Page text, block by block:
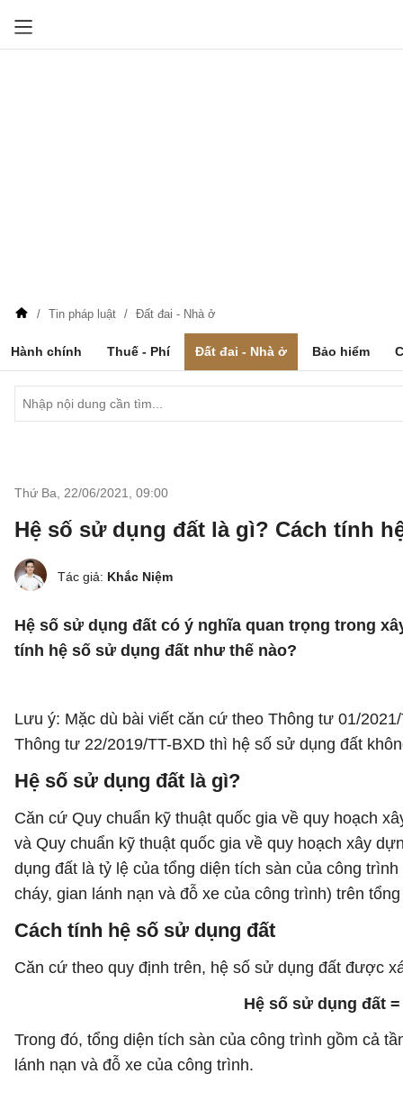
Tin pháp luật Đất đai - Nhà ở
Hành chính Thuế - Phí Đất đai - Nhà ở Bảo hiểm
Thứ Ba, 22/06/2021 09:00
Hệ số sử dụng đất là gì? Cách tính
Tác giả: Khắc Niệm
Hệ số sử dụng đất có ý nghĩa quan trọng trong
tính hệ số sử dụng đất như thế nào?
Lưu ý: Mặc dù bài viết căn cứ theo Thông tư 01/
Thông tư 22/2019/TT-BXD thì hệ số sử dụng đất
Hệ số sử dụng đất là gì?
Căn cứ Quy chuẩn kỹ thuật quốc gia về quy hoạch
và Quy chuẩn kỹ thuật quốc gia về quy hoạch xây
dụng đất là tỷ lệ của tổng diện tích sàn của công
cháy, gian lánh nạn và đỗ xe của công trình) trên
Cách tính hệ số sử dụng đất
Căn cứ theo quy định trên, hệ số sử dụng đất được
Hệ số sử dụng đất
Trong đó, tổng diện tích sàn của công trình gồm cả
lánh nạn và đỗ xe của công trình.